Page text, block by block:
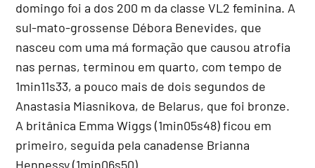
domingo foi a dos 200 m da classe VL2 feminina. A
sul-mato-grossense Débora Benevides, que
nasceu com uma má formação que causou atrofia
nas pernas, terminou em quarto, com tempo de
1min11s33, a pouco mais de dois segundos de
Anastasia Miasnikova, de Belarus, que foi bronze.
A britânica Emma Wiggs (1min05s48) ficou em
primeiro, seguida pela canadense Brianna
Hennessy (1min06s50).